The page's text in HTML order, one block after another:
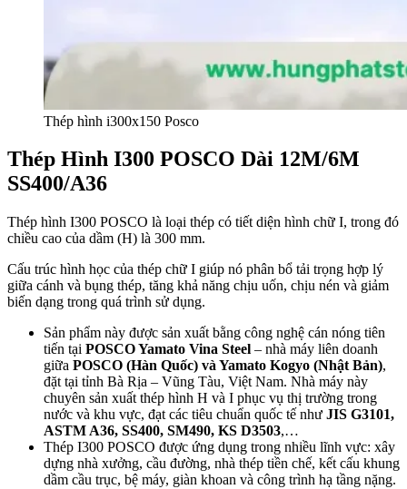
Thép hình i300x150 Posco
Thép Hình I300 POSCO Dài 12M/6M
SS400/A36
Thép hình I300 POSCO là loại thép có tiết diện hình chữ I, trong đó
chiều cao của dầm (H) là 300 mm.
Cấu trúc hình học của thép chữ I giúp nó phân bổ tải trọng hợp lý
giữa cánh và bụng thép, tăng khả năng chịu uốn, chịu nén và giảm
biến dạng trong quá trình sử dụng.
Sản phẩm này được sản xuất bằng công nghệ cán nóng tiên
tiến tại POSCO Yamato Vina Steel – nhà máy liên doanh
giữa POSCO (Hàn Quốc) và Yamato Kogyo (Nhật Bản),
đặt tại tỉnh Bà Rịa – Vũng Tàu, Việt Nam. Nhà máy này
chuyên sản xuất thép hình H và I phục vụ thị trường trong
nước và khu vực, đạt các tiêu chuẩn quốc tế như JIS G3101,
ASTM A36, SS400, SM490, KS D3503,…
Thép I300 POSCO được ứng dụng trong nhiều lĩnh vực: xây
dựng nhà xưởng, cầu đường, nhà thép tiền chế, kết cấu khung
dầm cầu trục, bệ máy, giàn khoan và công trình hạ tầng nặng.